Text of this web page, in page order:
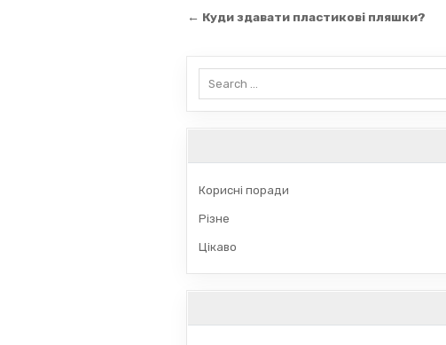
Навігація
← Куди здавати пластикові пляшки?
Корисні поради
Різне
Цікаво